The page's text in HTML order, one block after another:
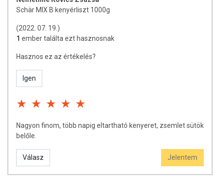
Schär MIX B kenyérliszt 1000g
(2022. 07. 19.)
1 ember találta ezt hasznosnak
Hasznos ez az értékelés?
Igen
Nagyon finom, több napig eltartható kenyeret, zsemlet sütök
belőle.
Válasz Jelentem